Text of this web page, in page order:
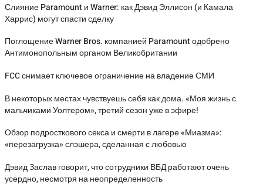
Слияние Paramount и Warner: как Дэвид Эллисон (и Камала
Харрис) могут спасти сделку
Поглощение Warner Bros. компанией Paramount одобрено
Антимонопольным органом Великобритании
FCC снимает ключевое ограничение на владение СМИ
В некоторых местах чувствуешь себя как дома. «Моя жизнь с
мальчиками Уолтером», третий сезон уже в эфире!
Обзор подросткового секса и смерти в лагере «Миазма»:
«перезагрузка» слэшера, сделанная с любовью
Дэвид Заслав говорит, что сотрудники ВБД работают очень
усердно, несмотря на неопределенность